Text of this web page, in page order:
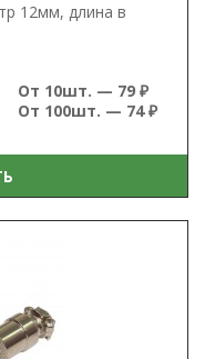
12мм, длина в
От 10шт. — 79 ₽
От 100шт. — 74 ₽